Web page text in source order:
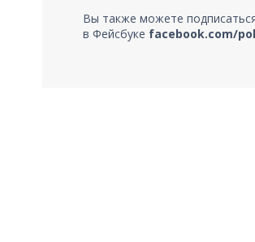
Вы также можете
в Фейсбуке facebook.com/